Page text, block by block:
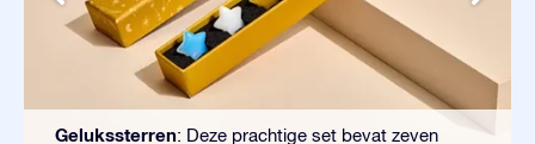
Gelukssterren: Deze prachtige set bevat zeven